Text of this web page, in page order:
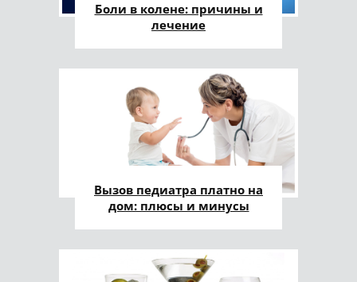
Боли в колене: причины и
лечение
Вызов педиатра платно на
дом: плюсы и минусы